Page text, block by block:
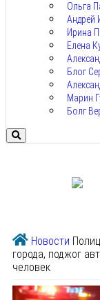
Ольга
Андрей
Ирина
Елена
Блог
Марин
Болг
Новости
города, поджог
человек